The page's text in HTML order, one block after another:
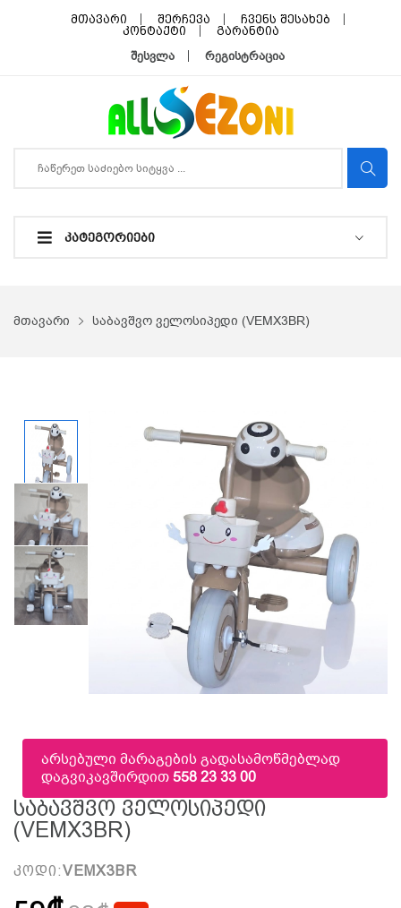
მთავარი შერჩევა
ჩვენს შესახებ
კონტაქტი
გარანტია
შესვლა რეგისტრაცია
ᲙᲐᲢᲔᲒᲝᲠᲘᲔᲑᲘ
მთავარი საბავშვო ველოსიპედი (VEMX3BR)
არსებული მარაგების გადასამოწმებლად
დაგვიკავშირდით558 23 33 00
Საბავშვო Ველოსიპედი
(VEMX3BR)
კოდი:VEMX3BR